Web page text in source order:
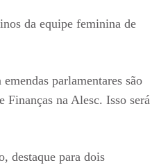
da equipe feminina de
parlamentares são
Finanças na Alesc. Isso será
destaque para dois